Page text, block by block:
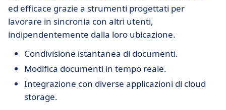
ed efficace grazie a strumenti progettati per
lavorare in sincronia con altri utenti,
indipendentemente dalla loro ubicazione.
Condivisione istantanea di documenti.
Modifica documenti in tempo reale.
Integrazione con diverse applicazioni di cloud
storage.